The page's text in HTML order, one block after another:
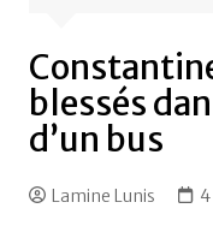
blessés
d’un bus
Lamine Lunis